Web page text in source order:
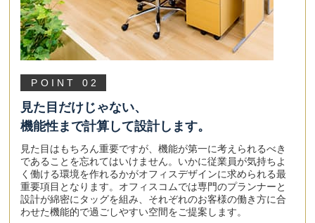
POINT 02
見た目だけじゃない、
機能性まで計算して設計します。
見た目はもちろん重要ですが、機能が第一に考えられるべき
であることを忘れてはいけません。いかに従業員が気持ちよ
く働ける環境を作れるかがオフィスデザインに求められる最
重要項目となります。オフィスコムでは専門のプランナーと
設計が綿密にタッグを組み、それぞれのお客様の働き方に合
わせた機能的で過ごしやすい空間をご提案します。